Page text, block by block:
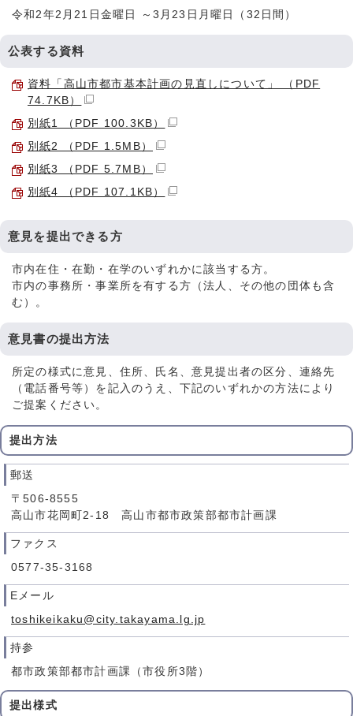
令和2年2月21日金曜日 ～3月23日月曜日（32日間）
公表する資料
資料「高山市都市基本計画の見直しについて」 （PDF
74.7KB）
別紙1 （PDF 100.3KB）
別紙2 （PDF 1.5MB）
別紙3 （PDF 5.7MB）
別紙4 （PDF 107.1KB）
意見を提出できる方
市内在住・在勤・在学のいずれかに該当する方。
市内の事務所・事業所を有する方（法人、その他の団体も含
む）。
意見書の提出方法
所定の様式に意見、住所、氏名、意見提出者の区分、連絡先
（電話番号等）を記入のうえ、下記のいずれかの方法により
ご提案ください。
提出方法
郵送
〒506-8555
高山市花岡町2-18 高山市都市政策部都市計画課
ファクス
0577-35-3168
Eメール
toshikeikaku@city.takayama.lg.jp
持参
都市政策部都市計画課（市役所3階）
提出様式